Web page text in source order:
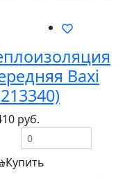
Baxi
руб.
Купить